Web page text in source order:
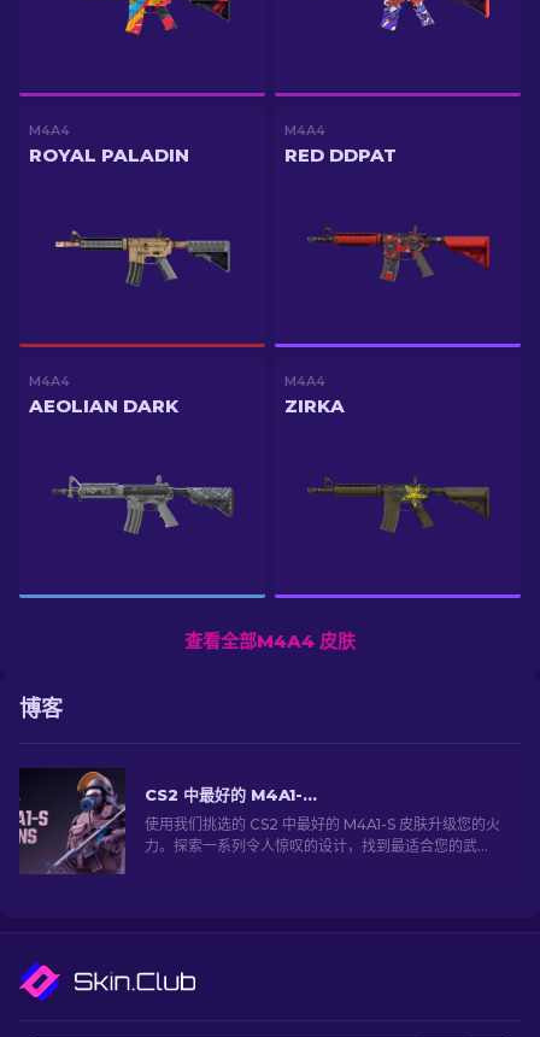
M4A4
ROYAL PALADIN
M4A4
RED DDPAT
M4A4
AEOLIAN DARK
M4A4
ZIRKA
查看全部M4A4 皮肤
博客
CS2 中最好的 M4A1-S 皮肤 [2026]
使用我们挑选的 CS2 中最好的 M4A1-S 皮肤升级您的火
力。探索一系列令人惊叹的设计，找到最适合您的武器